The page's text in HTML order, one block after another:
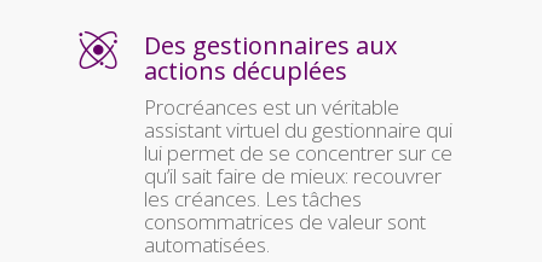
Des gestionnaires aux
actions décuplées
Procréances est un véritable
assistant virtuel du gestionnaire qui
lui permet de se concentrer sur ce
qu’il sait faire de mieux: recouvrer
les créances. Les tâches
consommatrices de valeur sont
automatisées.